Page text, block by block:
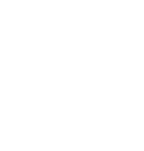
Перейти к